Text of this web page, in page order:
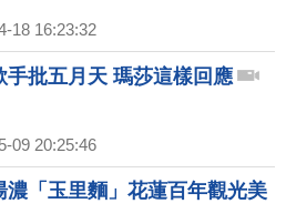
18 16:23:32
手批五月天 瑪莎這樣回應
09 20:25:46
濃「玉里麵」花蓮百年觀光美